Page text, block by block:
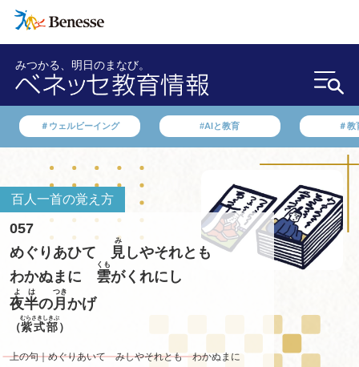
みつかる、明日のまなび。
＃ウェルビーイング #AIと教育 ＃教
百人一首の覚え方
057
めぐりあひて
見
み
しやそれとも
わかぬまに 雲
くも
がくれにし
夜半
よは
の月
つき
かげ
（紫式部
むらさきしきぶ
）
上の句｜めぐりあいて みしやそれとも わかぬまに